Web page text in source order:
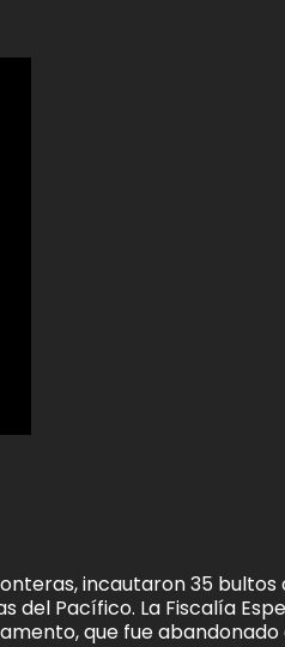
incautaron 35 bultos
del Pacífico. La Fiscalía
que fue